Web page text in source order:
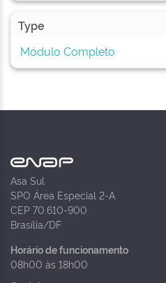
Type
Módulo Completo
Asa Sul
SPO Área Especial 2-A
CEP 70.610-900
Brasília/DF
Horário de funcionamento
08h00 às 18h00